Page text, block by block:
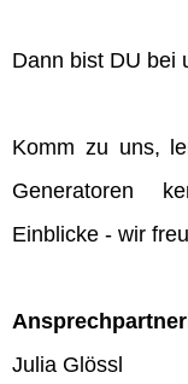
Dann bist DU bei
Komm zu uns,
Generatoren
Einblicke - wir
Julia Glössl